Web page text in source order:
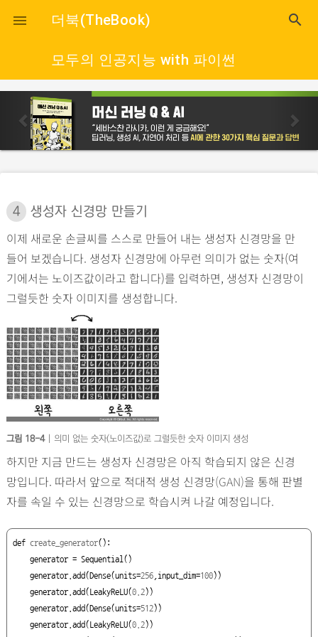
close
 더북(TheBook) search
모두의 인공지능 with 파이썬
p
r
e
o
u
s
n
e
x
4 생성자 신경망 만들기
이제 새로운 손글씨를 스스로 만들어 내는 생성자 신경망을 만
들어 보겠습니다. 생성자 신경망에 아무런 의미가 없는 숫자(여
기에서는 노이즈값이라고 합니다)를 입력하면, 생성자 신경망이
그럴듯한 숫자 이미지를 생성합니다.
그림 18-4| 의미 없는 숫자(노이즈값)로 그럴듯한 숫자 이미지 생성
하지만 지금 만드는 생성자 신경망은 아직 학습되지 않은 신경
망입니다. 따라서 앞으로 적대적 생성 신경망(GAN)을 통해 판별
자를 속일 수 있는 신경망으로 학습시켜 나갈 예정입니다.
def create_generator():
    generator.add(Dense(units=
256,input_dim=100))
    generator.add(LeakyReLU(
0.2))
    generator.add(Dense(units=
512))
    generator.add(LeakyReLU(
0.2))